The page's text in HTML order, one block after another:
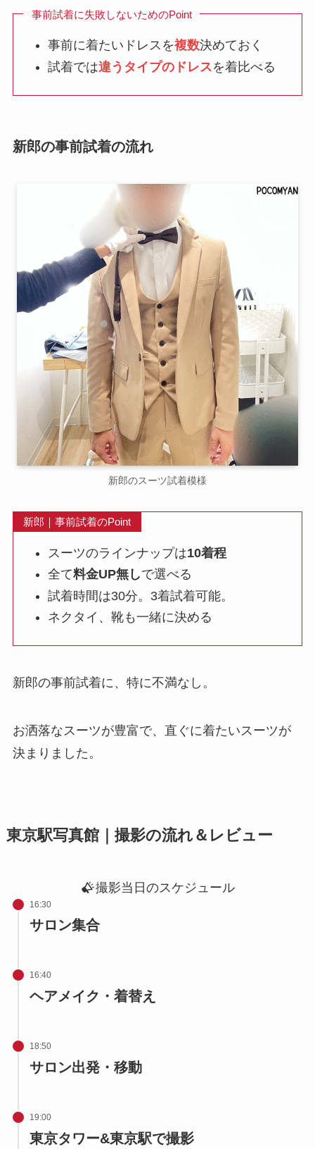
事前試着に失敗しないためのPoint
事前に着たいドレスを複数決めておく
試着では違うタイプのドレス を着比べる
新郎の事前試着の流れ
新郎のスーツ試着模様
新郎｜事前試着のPoint
スーツのラインナップは10着程
全て料金UP無しで選べる
試着時間は30分。3着試着可能。
ネクタイ、靴も一緒に決める
新郎の事前試着に、特に不満なし。
お洒落なスーツが豊富で、直ぐに着たいスーツが
決まりました。
東京駅写真館｜撮影の流れ＆レビュー
撮影当日のスケジュール
16:30
サロン集合
16:40
ヘアメイク・着替え
18:50
サロン出発・移動
19:00
東京タワー&東京駅で撮影